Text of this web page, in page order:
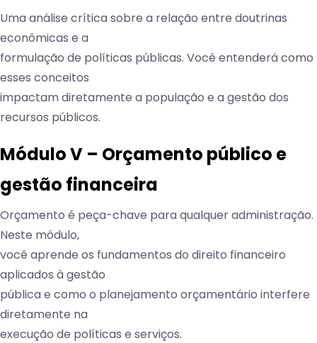
Uma análise crítica sobre a relação entre doutrinas
econômicas e a
formulação de políticas públicas. Você entenderá como
esses conceitos
impactam diretamente a população e a gestão dos
recursos públicos.
Módulo V – Orçamento público e
gestão financeira
Orçamento é peça-chave para qualquer administração.
Neste módulo,
você aprende os fundamentos do direito financeiro
aplicados à gestão
pública e como o planejamento orçamentário interfere
diretamente na
execução de políticas e serviços.